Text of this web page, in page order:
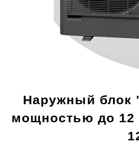
Наружный блок
мощностью до 12